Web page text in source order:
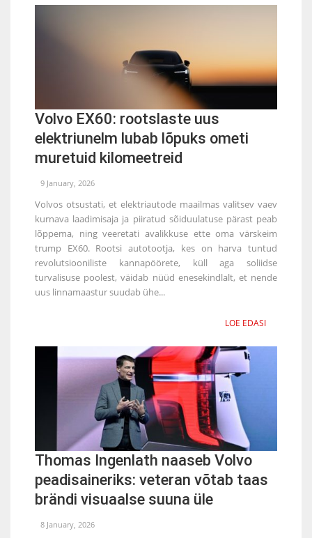
Volvo EX60: rootslaste uus
elektriunelm lubab lõpuks ometi
muretuid kilomeetreid
9 January, 2026
Volvos otsustati, et elektriautode maailmas valitsev vaev
kurnava laadimisaja ja piiratud sõiduulatuse pärast peab
lõppema, ning veeretati avalikkuse ette oma värskeim
trump EX60. Rootsi autotootja, kes on harva tuntud
revolutsiooniliste kannapöörete, küll aga soliidse
turvalisuse poolest, väidab nüüd enesekindlalt, et nende
uus linnamaastur suudab ühe...
LOE EDASI
Thomas Ingenlath naaseb Volvo
peadisaineriks: veteran võtab taas
brändi visuaalse suuna üle
8 January, 2026